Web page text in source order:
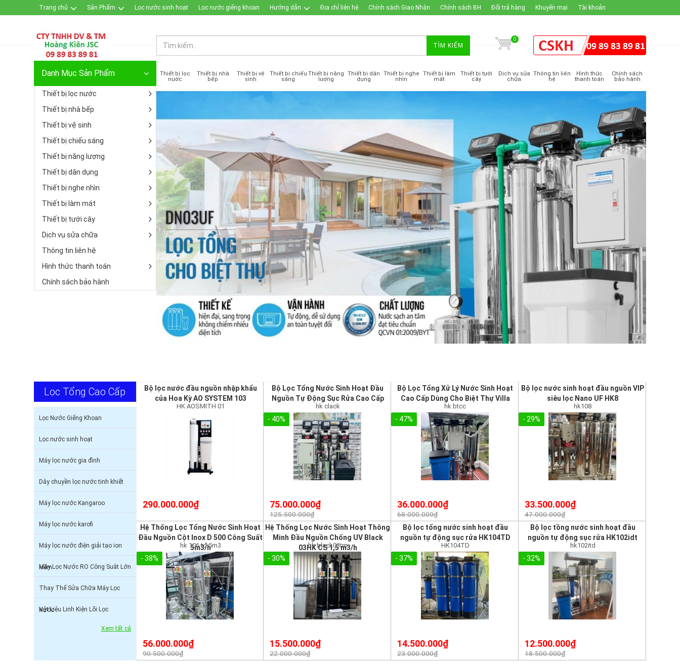
Trang chủ Sản Phẩm Lọc nước sinh hoạt Lọc nước giếng khoan Hướng dẫn Địa chỉ liên hệ Chính sách Giao Nhận Chính sách BH Đổi trả hàng Khuyến mại Tài khoản
TÌM KIẾM
0
Danh Mục Sản Phẩm
Thiết bị lọc nước
Thiết bị nhà bếp
Thiết bị vệ sinh
Thiết bị chiếu sáng
Thiết bị năng lượng
Thiết bị dân dụng
Thiết bị nghe nhìn
Thiết bị làm mát
Thiết bị tưới cây
Dịch vụ sửa chữa
Thông tin liên hệ
Hình thức thanh toán
Chính sách bảo hành
Thiết bị lọc
nước
Thiết bị nhà
bếp
Thiết bị vệ
sinh
Thiết bị chiếu
sáng
Thiết bị năng
lượng
Thiết bị dân
dụng
Thiết bị nghe
nhìn
Thiết bị làm
mát
Thiết bị tưới
cây
Dịch vụ sửa
chữa
Thông tin liên
hệ
Hình thức
thanh toán
Chính sách
bảo hành
Lọc Tổng Cao Cấp
Lọc Nước Giếng Khoan
Lọc nước sinh hoạt
Máy lọc nước gia đình
Dây chuyền lọc nước tinh khiết
Máy lọc nước Kangaroo
Máy lọc nước karofi
Máy lọc nước điện giải tạo ion
kiềm
Máy Lọc Nước RO Công Suât Lớn
Thay Thế Sửa Chữa Máy Lọc
Nước
Vật Liệu Linh Kiện Lõi Lọc
Xem tất cả
Bộ lọc nước đầu nguồn nhập khẩu
của Hoa Kỳ AO SYSTEM 103
HK AOSMITH 01
290.000.000₫
Bộ Lọc Tổng Nước Sinh Hoạt Đầu
Nguồn Tự Động Sục Rửa Cao Cấp
hk clack
- 40%
75.000.000₫
125.500.000₫
Bộ Lọc Tổng Xử Lý Nước Sinh Hoạt
Cao Cấp Dùng Cho Biệt Thự Villa
hk btcc
- 47%
36.000.000₫
68.000.000₫
Bộ lọc nước sinh hoạt đầu nguồn VIP
siêu lọc Nano UF HK8
hk108
- 29%
33.500.000₫
47.000.000₫
Hệ Thống Lọc Tổng Nước Sinh Hoạt
Đầu Nguồn Cột Inox D 500 Công Suất
5m3/h
hk 106 tđ 5m3
- 38%
56.000.000₫
90.500.000₫
Hệ Thống Lọc Nước Sinh Hoạt Thông
Minh Đầu Nguồn Chống UV Black
03HK CS 1,5 m3/h
hk black03tm
- 30%
15.500.000₫
22.000.000₫
Bộ lọc tổng nước sinh hoạt đầu
nguồn tự động sục rửa HK104TD
HK104TD
- 37%
14.500.000₫
23.000.000₫
Bộ lọc tồng nước sinh hoạt đầu
nguồn tự động sục rửa HK102idt
hk102itd
- 32%
12.500.000₫
18.500.000₫